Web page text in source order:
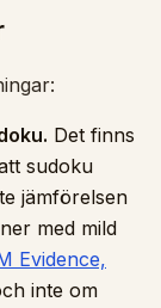
Det finns
sudoku
jämförelsen
med mild
Evidence,
inte om